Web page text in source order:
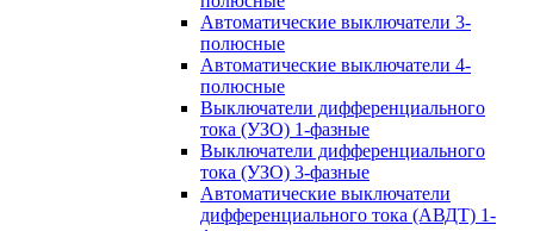
Автоматические выключатели 3-
полюсные
Автоматические выключатели 4-
полюсные
Выключатели дифференциального
тока (УЗО) 1-фазные
Выключатели дифференциального
тока (УЗО) 3-фазные
Автоматические выключатели
дифференциального тока (АВДТ) 1-